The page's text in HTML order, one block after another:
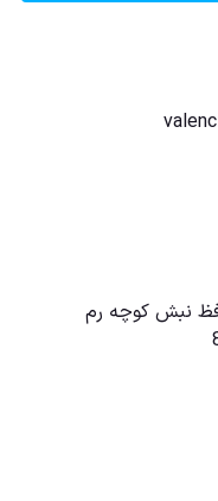
نبش کوچه رم